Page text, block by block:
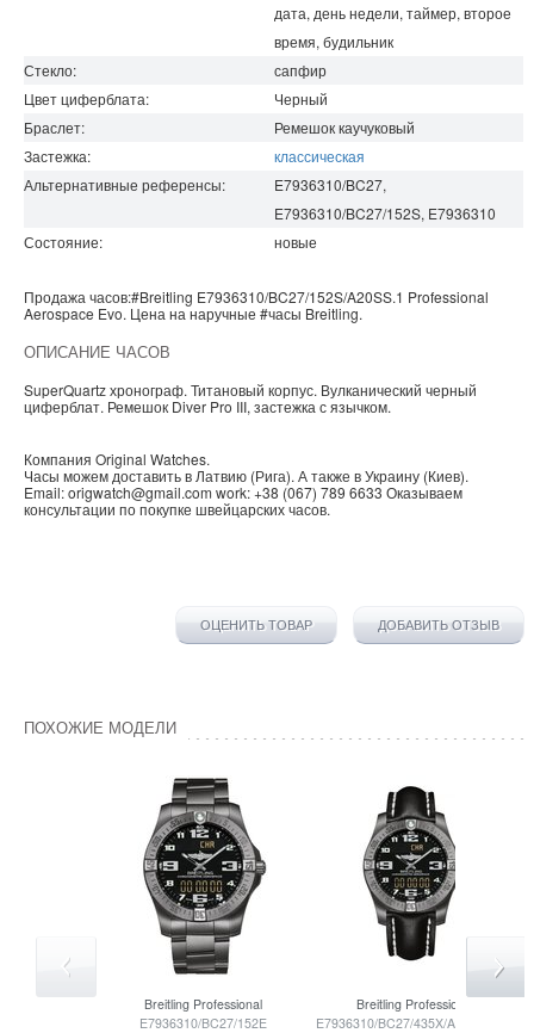
дата, день недели, таймер, второе
время, будильник
Стекло:
сапфир
Цвет циферблата:
Черный
Браслет:
Ремешок каучуковый
Застежка:
классическая
Альтернативные референсы:
E7936310/BC27,
E7936310/BC27/152S, E7936310
Состояние:
новые
Продажа часов:#Breitling E7936310/BC27/152S/A20SS.1 Professional
Aerospace Evo. Цена на наручные #часы Breitling.
ОПИСАНИЕ ЧАСОВ
SuperQuartz хронограф. Титановый корпус. Вулканический черный
циферблат. Ремешок Diver Pro III, застежка с язычком.
Компания Original Watches.
Часы можем доставить в Латвию (Рига). А также вУкраину (Киев).
Email:origwatch@gmail.com work:+38 (067) 789 6633 Оказываем
консультации по покупке швейцарских часов.
ОЦЕНИТЬ ТОВАР ДОБАВИТЬ ОТЗЫВ
ПОХОЖИЕ МОДЕЛИ
BreitlingProfessional
E7936310/BC27/152E
BreitlingProfessional
E7936310/BC27/435X/A20BASA.1